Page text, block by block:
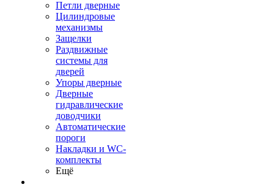
Петли дверные
Цилиндровые
механизмы
Защелки
Раздвижные
системы для
дверей
Упоры дверные
Дверные
гидравлические
доводчики
Автоматические
пороги
Накладки и WC-
комплекты
Ещё